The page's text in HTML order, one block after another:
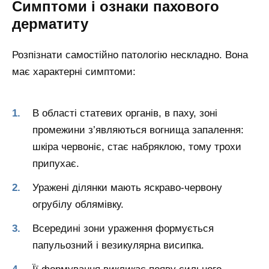
Симптоми і ознаки пахового
дерматиту
Розпізнати самостійно патологію нескладно. Вона
має характерні симптоми:
В області статевих органів, в паху, зоні
промежини з’являються вогнища запалення:
шкіра червоніє, стає набряклою, тому трохи
припухає.
Уражені ділянки мають яскраво-червону
огрубілу облямівку.
Всередині зони ураження формується
папульозний і везикулярна висипка.